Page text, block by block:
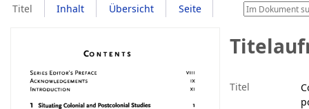
Titel Inhalt Übersicht Seite
Titel